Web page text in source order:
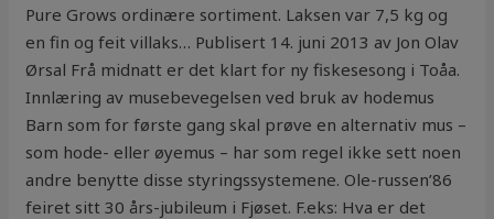
Pure Grows ordinære sortiment. Laksen var 7,5 kg og
en fin og feit villaks… Publisert 14. juni 2013 av Jon Olav
Ørsal Frå midnatt er det klart for ny fiskesesong i Toåa.
Innlæring av musebevegelsen ved bruk av hodemus
Barn som for første gang skal prøve en alternativ mus –
som hode- eller øyemus – har som regel ikke sett noen
andre benytte disse styringssystemene. Ole-russen’86
feiret sitt 30 års-jubileum i Fjøset. F.eks: Hva er det